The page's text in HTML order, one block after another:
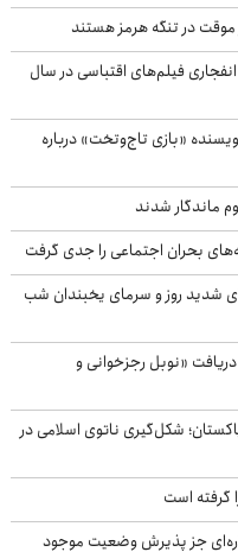
در تنگه هرمز هستند
فیلم‌های اقتباسی در سال
«بازی تاج‌وتخت» درباره
ماندگار شدند
شدید روز و سرمای یخبندان شب
«نوبل رجزخوانی و
شکل‌گیری ناتوی اسلامی در
گرفته است
جز پذیرش وضعیت موجود